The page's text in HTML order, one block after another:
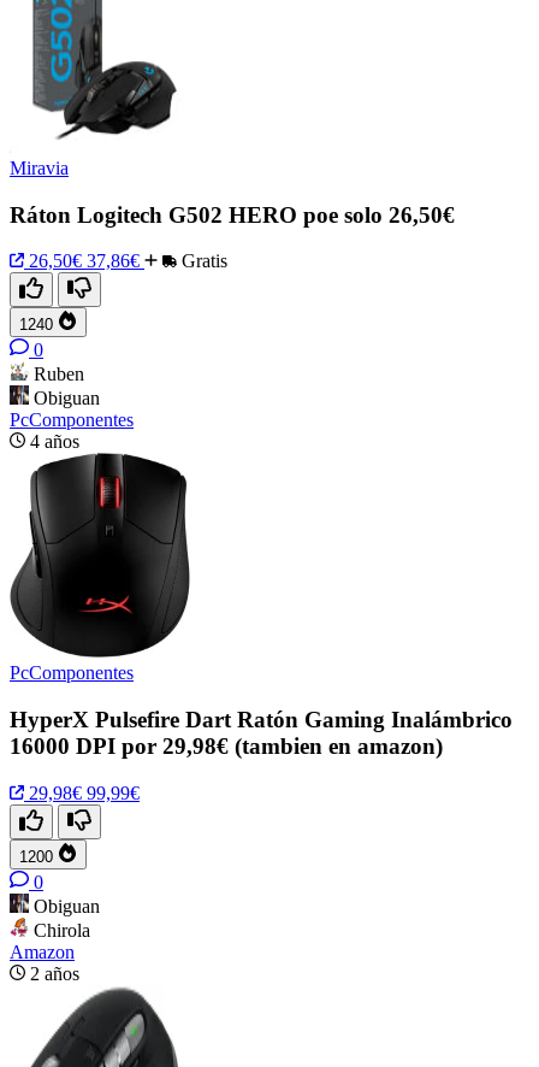
Miravia
Ráton Logitech G502 HERO poe solo 26,50€
26,50€ 37,86€ Gratis
1240
0
Ruben
Obiguan
PcComponentes
4 años
PcComponentes
HyperX Pulsefire Dart Ratón Gaming Inalámbrico
16000 DPI por 29,98€ (tambien en amazon)
29,98€ 99,99€
1200
0
Obiguan
Chirola
Amazon
2 años